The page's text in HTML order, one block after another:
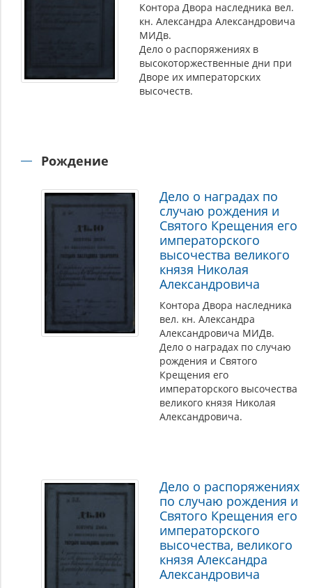
Контора Двора наследника вел.
кн. Александра Александровича
МИДв.
Дело о распоряжениях в
высокоторжественные дни при
Дворе их императорских
высочеств.
Рождение
Дело о наградах по
случаю рождения и
Святого Крещения его
императорского
высочества великого
князя Николая
Александровича
Контора Двора наследника
вел. кн. Александра
Александровича МИДв.
Дело о наградах по случаю
рождения и Святого
Крещения его
императорского высочества
великого князя Николая
Александровича.
Дело о распоряжениях
по случаю рождения и
Святого Крещения его
императорского
высочества, великого
князя Александра
Александровича